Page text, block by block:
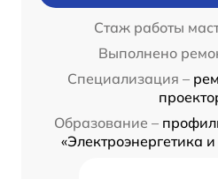
Стаж работы
Выполнено
Специализация –
Образование –
«Электроэнергетика